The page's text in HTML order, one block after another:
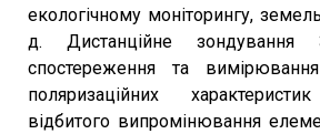
екологічному моніторингу,
д. Дистанційне
спостереження та
поляризаційних
відбитого випромінювання